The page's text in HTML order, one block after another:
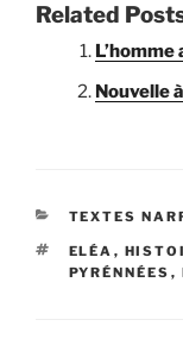
Related
Nouvelle
C
T
É
TEXTES
É
T
ELÉA ,
PYRÉNNÉES ,